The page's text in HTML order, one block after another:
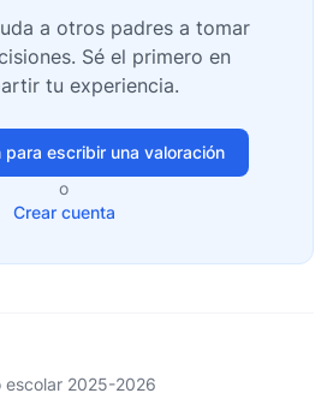
a otros padres a tomar
Sé el primero en
tu experiencia.
para escribir una valoración
o
Crear cuenta
escolar 2025-2026